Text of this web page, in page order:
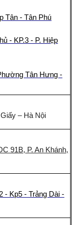
Tân - Tân Phú
- KP.3 - P. Hiệp
Tân Hưng -
– Hà Nội
91B, P. An Khánh,
- Kp5 - Trảng Dài -